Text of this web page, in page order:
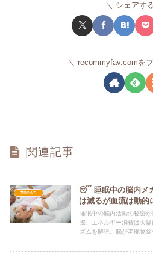
シェアす
recommyfav.comを
関連記事
#news
😴 睡眠中の脳内メ
は減るが血流は動的
睡眠中の脳内活動の秘密
際、エネルギー消費は大
ズムを解説。脳が老廃物